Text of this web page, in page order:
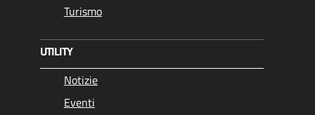
Turismo
UTILITY
Notizie
Eventi